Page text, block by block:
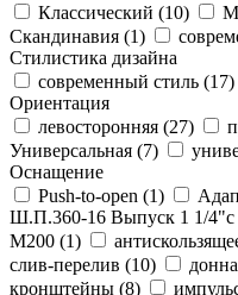
Классический (10)
Скандинавия (1)
Стилистика дизайна
современный стиль (17)
Ориентация
левосторонняя (27)
Универсальная (7)
Оснащение
Push-to-open (1)
Ш.П.360-16 Выпуск 1 1/
М200 (1)
слив-перелив (10)
кронштейны (8)